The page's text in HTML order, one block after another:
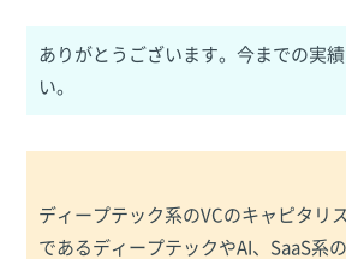
ありがとうございます。今までの実
い。
ディープテック系のVCのキャピタリ
であるディープテックやAI、SaaS系